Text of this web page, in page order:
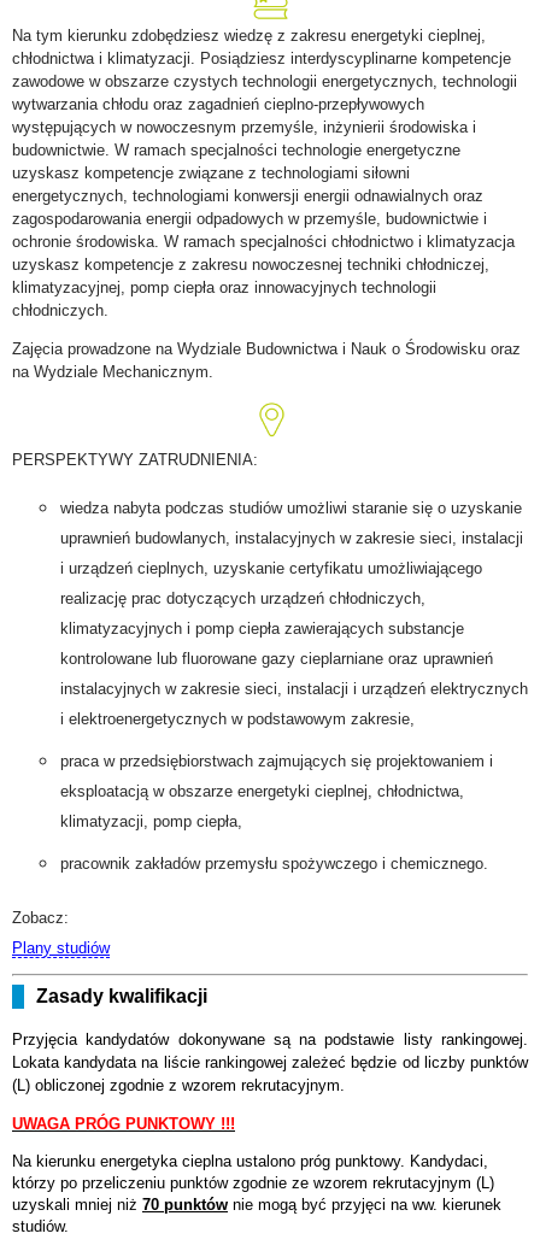
Na tym kierunku zdobędziesz wiedzę z zakresu energetyki cieplnej,
chłodnictwa i klimatyzacji. Posiądziesz interdyscyplinarne kompetencje
zawodowe w obszarze czystych technologii energetycznych, technologii
wytwarzania chłodu oraz zagadnień cieplno-przepływowych
występujących w nowoczesnym przemyśle, inżynierii środowiska i
budownictwie. W ramach specjalności technologie energetyczne
uzyskasz kompetencje związane z technologiami siłowni
energetycznych, technologiami konwersji energii odnawialnych oraz
zagospodarowania energii odpadowych w przemyśle, budownictwie i
ochronie środowiska. W ramach specjalności chłodnictwo i klimatyzacja
uzyskasz kompetencje z zakresu nowoczesnej techniki chłodniczej,
klimatyzacyjnej, pomp ciepła oraz innowacyjnych technologii
chłodniczych.
Zajęcia prowadzone na Wydziale Budownictwa i Nauk o Środowisku oraz
na Wydziale Mechanicznym.
PERSPEKTYWY ZATRUDNIENIA:
wiedza nabyta podczas studiów umożliwi staranie się o uzyskanie
uprawnień budowlanych, instalacyjnych w zakresie sieci, instalacji
i urządzeń cieplnych, uzyskanie certyfikatu umożliwiającego
realizację prac dotyczących urządzeń chłodniczych,
klimatyzacyjnych i pomp ciepła zawierających substancje
kontrolowane lub fluorowane gazy cieplarniane oraz uprawnień
instalacyjnych w zakresie sieci, instalacji i urządzeń elektrycznych
i elektroenergetycznych w podstawowym zakresie,
praca w przedsiębiorstwach zajmujących się projektowaniem i
eksploatacją w obszarze energetyki cieplnej, chłodnictwa,
klimatyzacji, pomp ciepła,
pracownik zakładów przemysłu spożywczego i chemicznego.
Zobacz:
Plany studiów
Zasady kwalifikacji
Przyjęcia kandydatów dokonywane są na podstawie listy rankingowej.
Lokata kandydata na liście rankingowej zależeć będzie od liczby punktów
(L) obliczonej zgodnie z wzorem rekrutacyjnym.
UWAGA PRÓG PUNKTOWY !!!
Na kierunku energetyka cieplna ustalono próg punktowy. Kandydaci,
którzy po przeliczeniu punktów zgodnie ze wzorem rekrutacyjnym (L)
uzyskali mniej niż 70 punktów nie mogą być przyjęci na ww. kierunek
studiów.